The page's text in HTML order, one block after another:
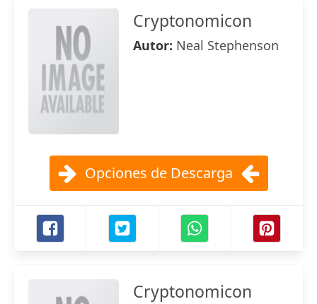
Cryptonomicon
Autor: Neal Stephenson
Opciones de Descarga
Cryptonomicon